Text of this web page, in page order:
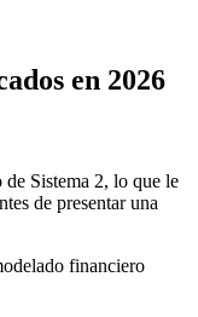
en 2026
de Sistema 2, lo que le
de presentar una
financiero